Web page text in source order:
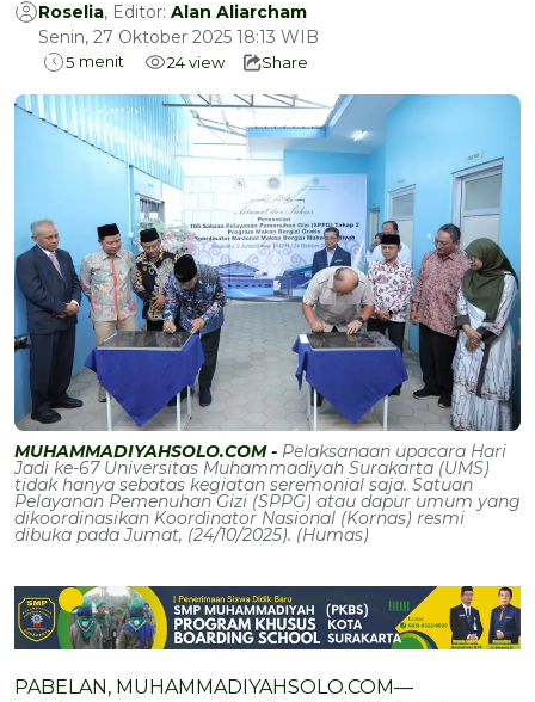
Roselia, Editor: Alan Aliarcham
Senin, 27 Oktober 2025 18:13 WIB
5 menit 24view Share
MUHAMMADIYAHSOLO.COM - Pelaksanaan upacara Hari
Jadi ke-67 Universitas Muhammadiyah Surakarta (UMS)
tidak hanya sebatas kegiatan seremonial saja. Satuan
Pelayanan Pemenuhan Gizi (SPPG) atau dapur umum yang
dikoordinasikan Koordinator Nasional (Kornas) resmi
dibuka pada Jumat, (24/10/2025). (Humas)
PABELAN, MUHAMMADIYAHSOLO.COM—